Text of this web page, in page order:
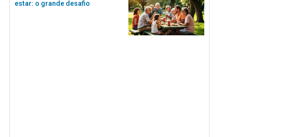
estar: o grande desafio